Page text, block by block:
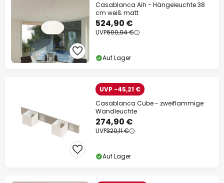
Casablanca Aih - Hängeleuchte 38
cm weiß matt
524,90 €
UVP600,94 €
Auf Lager
UVP -45,21 €
Casablanca Cube - zweiflammige
Wandleuchte
274,90 €
UVP320,11 €
Auf Lager